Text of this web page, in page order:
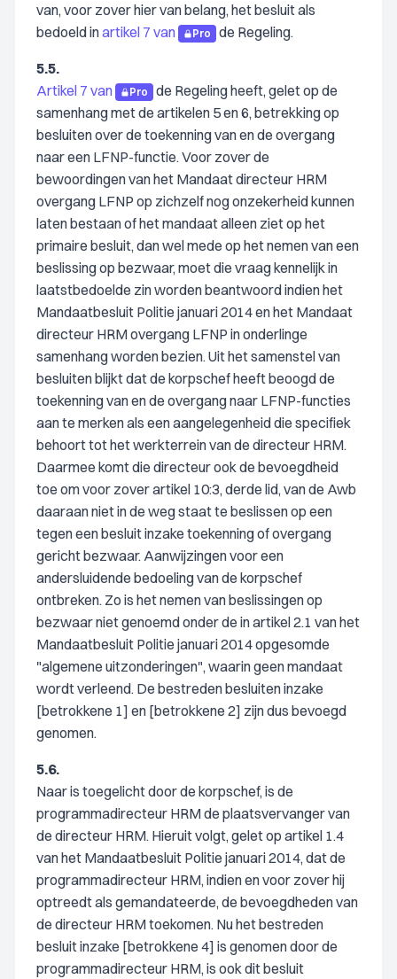
van, voor zover hier van belang, het besluit als
bedoeld inartikel 7 van Pro de Regeling.
5.5.
Artikel 7 van
Pro
de Regeling heeft, gelet op de
samenhang met de artikelen 5 en 6, betrekking op
besluiten over de toekenning van en de overgang
naar een LFNP-functie. Voor zover de
bewoordingen van het Mandaat directeur HRM
overgang LFNP op zichzelf nog onzekerheid kunnen
laten bestaan of het mandaat alleen ziet op het
primaire besluit, dan wel mede op het nemen van een
beslissing op bezwaar, moet die vraag kennelijk in
laatstbedoelde zin worden beantwoord indien het
Mandaatbesluit Politie januari 2014 en het Mandaat
directeur HRM overgang LFNP in onderlinge
samenhang worden bezien. Uit het samenstel van
besluiten blijkt dat de korpschef heeft beoogd de
toekenning van en de overgang naar LFNP-functies
aan te merken als een aangelegenheid die specifiek
behoort tot het werkterrein van de directeur HRM.
Daarmee komt die directeur ook de bevoegdheid
toe om voor zover artikel 10:3, derde lid, van de Awb
daaraan niet in de weg staat te beslissen op een
tegen een besluit inzake toekenning of overgang
gericht bezwaar. Aanwijzingen voor een
andersluidende bedoeling van de korpschef
ontbreken. Zo is het nemen van beslissingen op
bezwaar niet genoemd onder de in artikel 2.1 van het
Mandaatbesluit Politie januari 2014 opgesomde
"algemene uitzonderingen", waarin geen mandaat
wordt verleend. De bestreden besluiten inzake
[betrokkene 1] en [betrokkene 2] zijn dus bevoegd
genomen.
5.6.
Naar is toegelicht door de korpschef, is de
programmadirecteur HRM de plaatsvervanger van
de directeur HRM. Hieruit volgt, gelet op artikel 1.4
van het Mandaatbesluit Politie januari 2014, dat de
programmadirecteur HRM, indien en voor zover hij
optreedt als gemandateerde, de bevoegdheden van
de directeur HRM toekomen. Nu het bestreden
besluit inzake [betrokkene 4] is genomen door de
programmadirecteur HRM, is ook dit besluit